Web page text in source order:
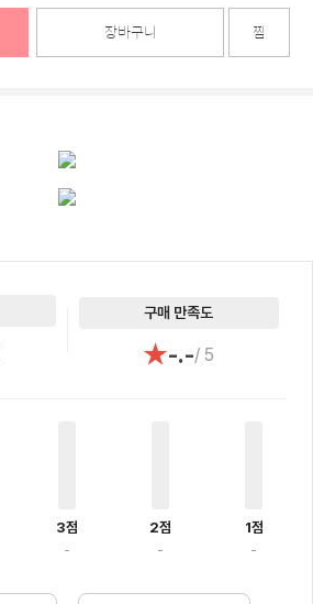
장바구니 찜
구매 만족도
★-.-/ 5
3점
-
2점
-
1점
-